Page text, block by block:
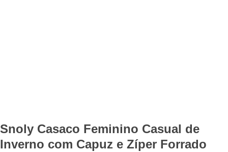
Snoly Casaco Feminino Casual de
Inverno com Capuz e Zíper Forrado